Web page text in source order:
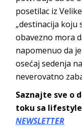
posetilac iz
„destinacija koju
obavezno mora
napomenuo da
osećaj sedenja
neverovatno
Saznajte sve o
toku sa
NEWSLETTER